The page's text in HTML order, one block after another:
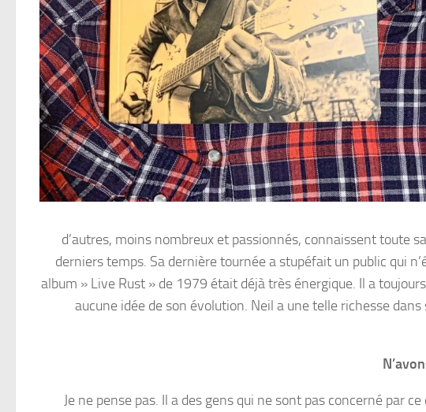
d’autres, moins nombreux et passionnés, connaissent toute
derniers temps. Sa dernière tournée a stupéfait un public qui
album » Live Rust » de 1979 était déjà très énergique. Il a
aucune idée de son évolution. Neil a une telle richesse
Je ne pense pas. Il a des gens qui ne sont pas concerné par